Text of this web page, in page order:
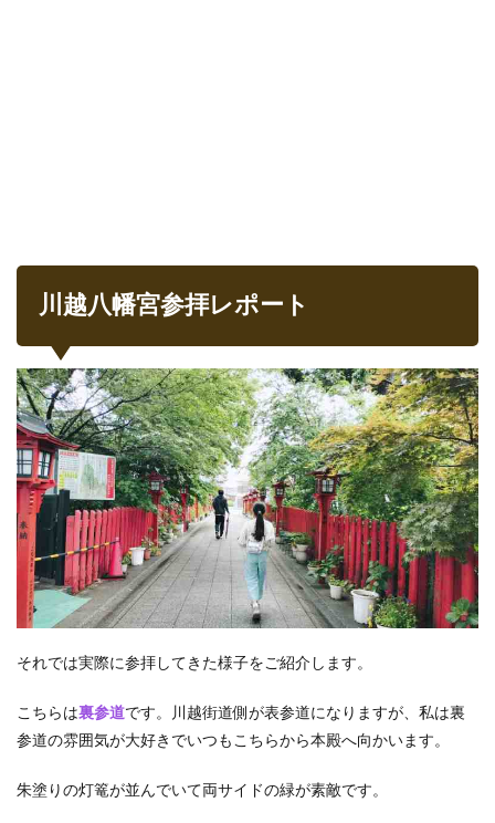
川越八幡宮参拝レポート
それでは実際に参拝してきた様子をご紹介します。
こちらは裏参道です。川越街道側が表参道になりますが、私は裏
参道の雰囲気が大好きでいつもこちらから本殿へ向かいます。
朱塗りの灯篭が並んでいて両サイドの緑が素敵です。